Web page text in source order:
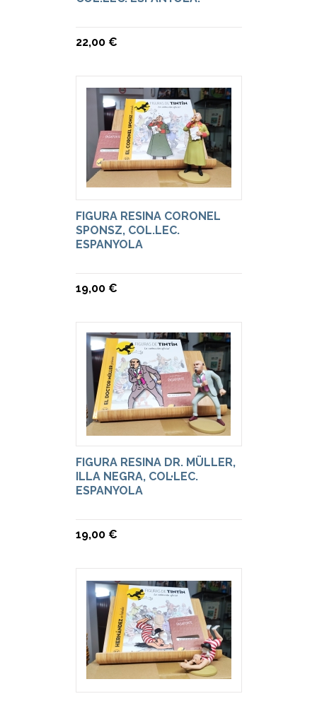
22,00 €
FIGURA RESINA CORONEL
SPONSZ, COL.LEC.
ESPANYOLA
19,00 €
FIGURA RESINA DR. MÜLLER,
ILLA NEGRA, COL·LEC.
ESPANYOLA
19,00 €